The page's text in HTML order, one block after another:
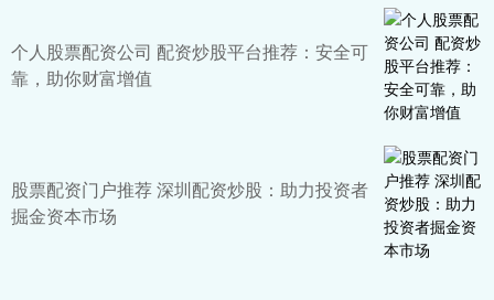
个人股票配资公司 配资炒股平台推荐：安全可
靠，助你财富增值
股票配资门户推荐 深圳配资炒股：助力投资者
掘金资本市场